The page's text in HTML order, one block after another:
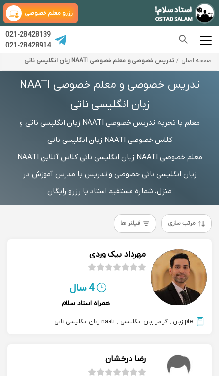
رزرو معلم خصوصی
021-28428139
021-28428914
صفحه اصلی تدریس خصوصی و معلم خصوصی NAATI زبان انگلیسی ناتی
تدریس خصوصی و معلم خصوصی NAATI
زبان انگلیسی ناتی
معلم با تجربه تدریس خصوصی NAATI زبان انگلیسی ناتی و
کلاس خصوصی NAATI زبان انگلیسی ناتی
معلم خصوصی NAATI زبان انگلیسی ناتی کلاس آنلاین NAATI
زبان انگلیسی ناتی خصوصی و تدریس با مدرس آموزش در
منزل، شماره مستقیم استاد یا رزرو رایگان
مرتب سازی فیلتر ها
مهرداد بیک وردی
4 سال
همراه استاد سلام
pte زبان , گرامر زبان انگلیسی , naati زبان انگلیسی ناتی
رضا درخشان